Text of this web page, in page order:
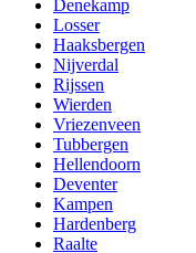
Denekamp
Losser
Haaksbergen
Nijverdal
Rijssen
Wierden
Vriezenveen
Tubbergen
Hellendoorn
Deventer
Kampen
Hardenberg
Raalte